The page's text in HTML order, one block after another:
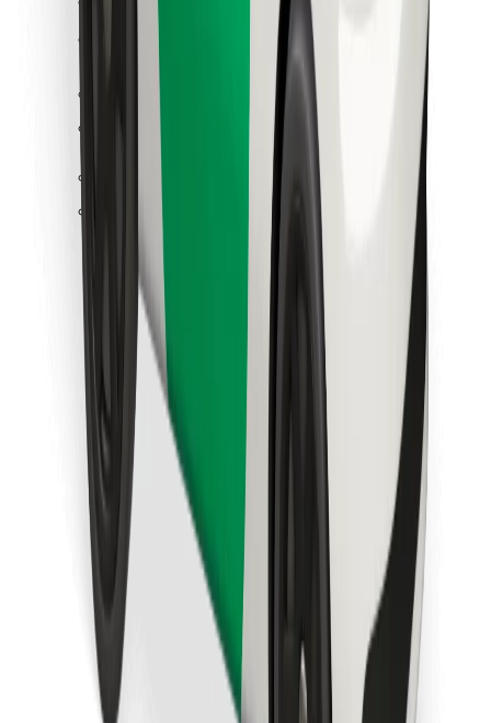
Stáhněte si aplikaci Bolt
Objevte své oblíbené jídlo!
Stáhněte si aplikaci Bolt Food